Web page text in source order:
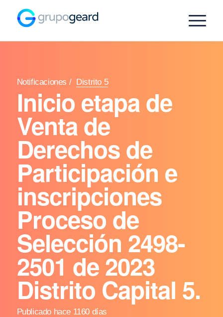
Notificaciones / Distrito 5
Inicio etapa de
Venta de
Derechos de
Participación e
inscripciones
Proceso de
Selección 2498-
2501 de 2023
Distrito Capital 5.
Publicado hace 1160 días